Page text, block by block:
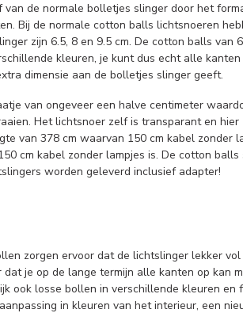
de normale bolletjes slinger door het
Bij de normale cotton balls lichtsnoeren
zijn 6.5, 8 en 9.5 cm. De cotton balls
kleuren, je kunt dus echt alle
dimensie aan de bolletjes slinger geeft.
van ongeveer een halve centimeter
Het lichtsnoer zelf is transparant en
van 378 cm waarvan 150 cm kabel
cm kabel zonder lampjes is. De cotton
worden geleverd inclusief adapter!
zorgen ervoor dat de lichtslinger lekker
je op de lange termijn alle kanten op kan
ook losse bollen in verschillende kleuren
in kleuren van het interieur, een